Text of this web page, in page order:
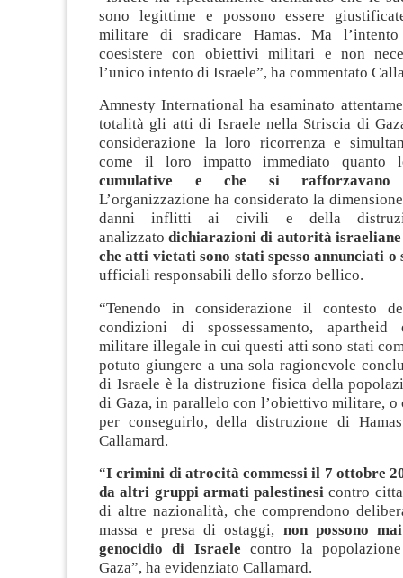
sono legittime e possono essere
militare di sradicare Hamas. Ma
coesistere con obiettivi militari e non
l’unico intento di Israele”, ha commentato
Amnesty International ha esaminato
totalità gli atti di Israele nella Striscia di
considerazione la loro ricorrenza e
come il loro impatto immediato
cumulative e che si rafforzavano
L’organizzazione ha considerato la
danni inflitti ai civili e della
analizzatodichiarazioni di autorità israeliane
che atti vietati sono stati spesso annunciati o
ufficiali responsabili dello sforzo bellico.
“Tenendo in considerazione il contesto
condizioni di spossessamento, apartheid
militare illegale in cui questi atti sono stati
potuto giungere a una sola ragionevole
di Israele è la distruzione fisica della
di Gaza, in parallelo con l’obiettivo militare, o
per conseguirlo, della distruzione di
Callamard.
“I crimini di atrocità commessi il 7 ottobre
da altri gruppi armati palestinesi contro
di altre nazionalità, che comprendono
massa e presa di ostaggi, non possono
genocidio di Israele contro la
Gaza”, ha evidenziato Callamard.